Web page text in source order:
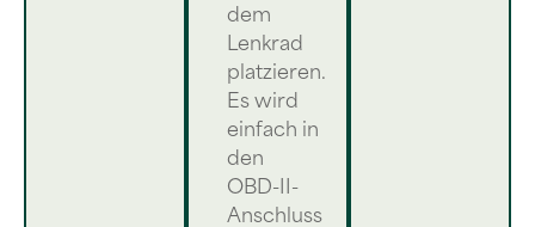
dem
Lenkrad
platzieren.
Es wird
einfach in
den
OBD-II-
Anschluss